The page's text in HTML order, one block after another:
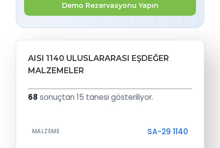
Demo Rezervasyonu Yapın
AISI 1140 ULUSLARARASI EŞDEĞER
MALZEMELER
68 sonuçtan 15 tanesi gösteriliyor.
MALZEME SA-29 1140